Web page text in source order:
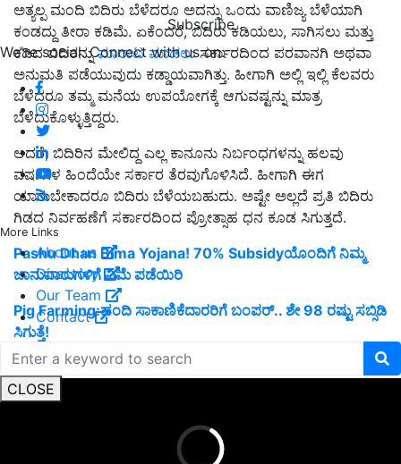
Subscribe
We're social. Connect with us on:
More Links
About us
Directory
Our Team
Contact
CLOSE
ಅತ್ಯಲ್ಪ ಮಂದಿ ಬಿದಿರು ಬೆಳೆದರೂ ಅದನ್ನು ಒಂದು ವಾಣಿಜ್ಯ ಬೆಳೆಯಾಗಿ
ಕಂಡದ್ದು ತೀರಾ ಕಡಿಮೆ. ಏಕೆಂದರೆ, ಬಿದಿರು ಕಡಿಯಲು, ಸಾಗಿಸಲು ಮತ್ತು
ಕಡಿದ ಬಿದಿರನ್ನುಮಾರಾಟ ಮಾಡಲುಸರ್ಕಾರದಿಂದ ಪರವಾನಗಿ ಅಥವಾ
ಅನುಮತಿ ಪಡೆಯುವುದು ಕಡ್ಡಾಯವಾಗಿತ್ತು. ಹೀಗಾಗಿ ಅಲ್ಲಿ ಇಲ್ಲಿ ಕೆಲವರು
ಬೆಳೆದರೂ ತಮ್ಮ ಮನೆಯ ಉಪಯೋಗಕ್ಕೆ ಆಗುವಷ್ಟನ್ನು ಮಾತ್ರ
ಬೆಳೆದುಕೊಳ್ಳುತ್ತಿದ್ದರು.
ಆದರೆ, ಬಿದಿರಿನ ಮೇಲಿದ್ದ ಎಲ್ಲ ಕಾನೂನು ನಿರ್ಬಂಧಗಳನ್ನು ಹಲವು
ವರ್ಷಗಳ ಹಿಂದೆಯೇ ಸರ್ಕಾರ ತೆರವುಗೊಳಿಸಿದೆ. ಹೀಗಾಗಿ ಈಗ
ಯಾರುಬೇಕಾದರೂ ಬಿದಿರು ಬೆಳೆಯಬಹುದು. ಅಷ್ಟೇ ಅಲ್ಲದೆ ಪ್ರತಿ ಬಿದಿರು
ಗಿಡದ ನಿರ್ವಹಣೆಗೆ ಸರ್ಕಾರದಿಂದ ಪ್ರೋತ್ಸಾಹ ಧನ ಕೂಡ ಸಿಗುತ್ತದೆ.
Pashu Dhan Bima Yojana! 70% Subsidyಯೊಂದಿಗೆ ನಿಮ್ಮ
ಜಾನುವಾರುಗಳಿಗೆ ವಿಮೆ ಪಡೆಯಿರಿ
Pig Farming:ಹಂದಿ ಸಾಕಾಣಿಕೆದಾರರಿಗೆ ಬಂಪರ್.. ಶೇ 98 ರಷ್ಟು ಸಬ್ಸಿಡಿ
ಸಿಗುತ್ತೆ!
ADVERTISEMENT